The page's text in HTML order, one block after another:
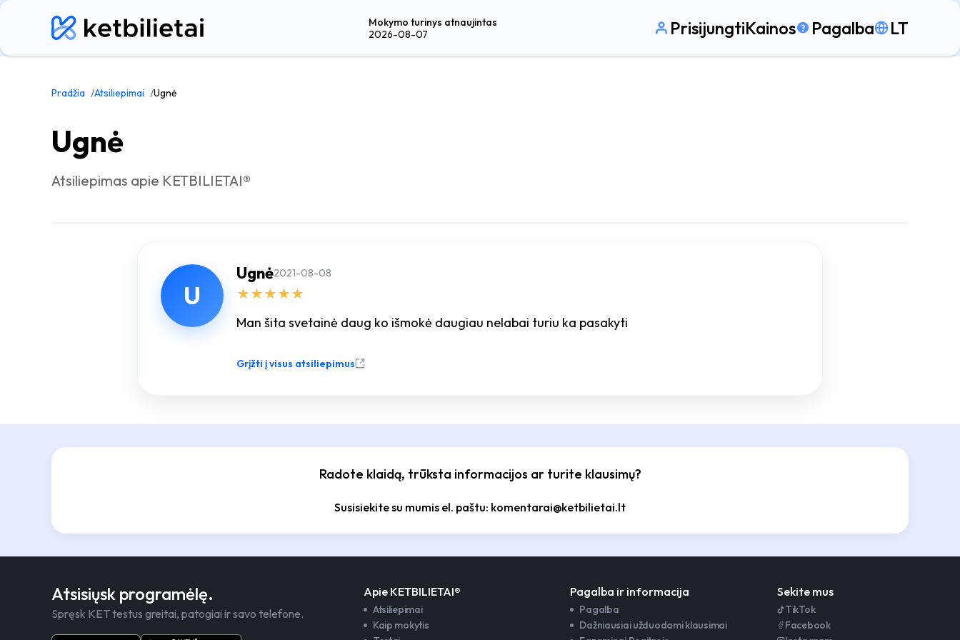
Mokymo turinys atnaujintas
2026-08-07
PrisijungtiKainos Pagalba LT
Pradžia Atsiliepimai Ugnė
Ugnė
Atsiliepimas apie KETBILIETAI®
U
Ugnė2021-08-08
★★★★★
Man šita svetainė daug ko išmokė daugiau nelabai turiu ka pasakyti
Grįžti į visus atsiliepimus
Radote klaidą, trūksta informacijos ar turite klausimų?
Susisiekite su mumis el. paštu: komentarai@ketbilietai.lt
Atsisiųsk programėlę.
Spręsk KET testus greitai, patogiai ir savo telefone.
Apie KETBILIETAI®
Atsiliepimai
Kaip mokytis
Pagalba ir informacija
Pagalba
Dažniausiai užduodami klausimai
Sekite mus
TikTok
Facebook